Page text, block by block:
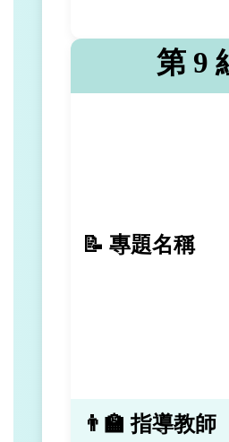
第 9
📝 專題名稱
👨‍🏫 指導教師